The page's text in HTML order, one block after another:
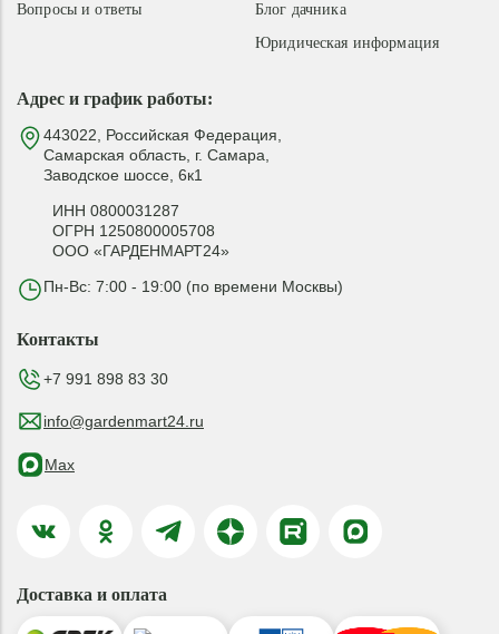
Адрес и график работы:
443022, Российская Федерация,
Самарская область, г. Самара,
Заводское шоссе, 6к1
ИНН 0800031287
ОГРН 1250800005708
ООО «ГАРДЕНМАРТ24»
Пн-Вс: 7:00 - 19:00 (по времени Москвы)
Блог дачника
Юридическая информация
Вопросы и ответы
Контакты
+7 991 898 83 30
info@gardenmart24.ru
Max
Доставка и оплата